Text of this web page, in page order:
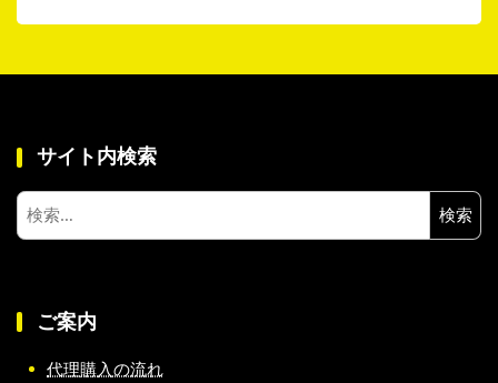
サイト内検索
検
索:
ご案内
代理購入の流れ